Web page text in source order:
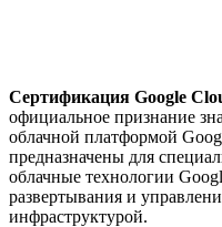
Сертификация Google
официальное признание
облачной платформой
предназначены для
облачные технологии
развертывания и
инфраструктурой.